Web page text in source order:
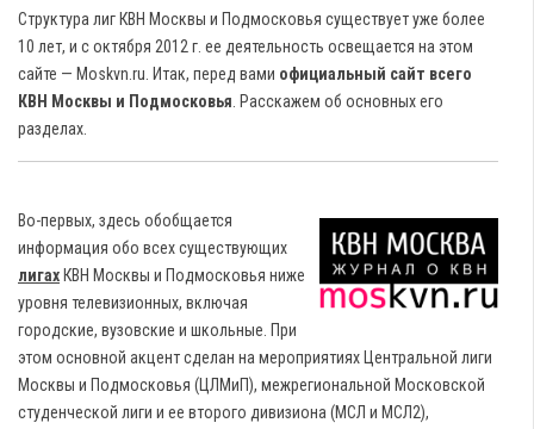
Структура лиг КВН Москвы и Подмосковья существует уже более
10 лет, и с октября 2012 г. ее деятельность освещается на этом
сайте — Moskvn.ru. Итак, перед вами официальный сайт всего
КВН Москвы и Подмосковья Расскажем об основных его
разделах.
Во-первых, здесь обобщается
информация обо всех существующих
лигах КВН Москвы и Подмосковья ниже
уровня телевизионных, включая
городские, вузовские и школьные. При
этом основной акцент сделан на мероприятиях Центральной лиги
Москвы и Подмосковья (ЦЛМиП), межрегиональной Московской
студенческой лиги и ее второго дивизиона (МСЛ и МСЛ2),